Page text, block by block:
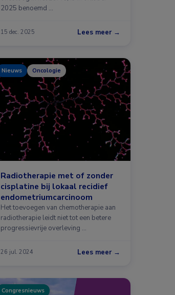
2025 benoemd …
15 dec. 2025 Lees meer →
Nieuws Oncologie
Radiotherapie met of zonder
cisplatine bij lokaal recidief
endometriumcarcinoom
Het toevoegen van chemotherapie aan
radiotherapie leidt niet tot een betere
progressievrije overleving …
26 jul. 2024 Lees meer →
Congresnieuws